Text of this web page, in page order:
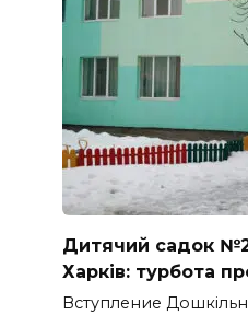
Дитячий садок
Харків: турбота
Вступление